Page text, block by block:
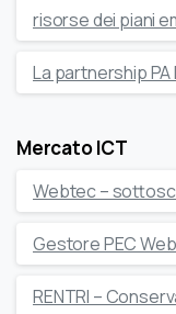
risorse dei piani
La partnership PA
Mercato ICT
Webtec –
Gestore PEC
RENTRI –